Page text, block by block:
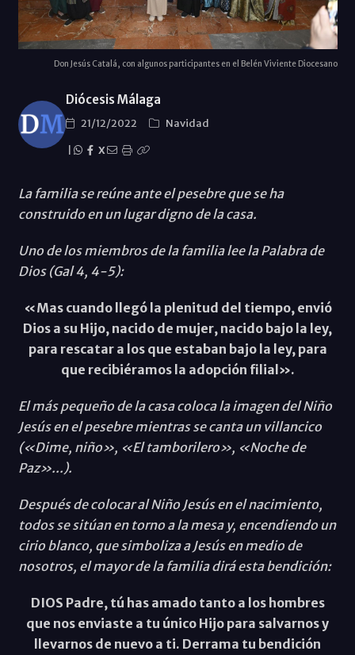
Don Jesús Catalá, con algunos participantes en el Belén Viviente Diocesano
Diócesis Málaga
21/12/2022
Navidad
X
La familia se reúne ante el pesebre que se ha
construido en un lugar digno de la casa.
Uno de los miembros de la familia lee la Palabra de
Dios (Gal 4, 4-5):
«Mas cuando llegó la plenitud del tiempo, envió
Dios a su Hijo, nacido de mujer, nacido bajo la ley,
para rescatar a los que estaban bajo la ley, para
que recibiéramos la adopción filial».
El más pequeño de la casa coloca la imagen del Niño
Jesús en el pesebre mientras se canta un villancico
(«Dime, niño», «El tamborilero», «Noche de
Paz»...).
Después de colocar al Niño Jesús en el nacimiento,
todos se sitúan en torno a la mesa y, encendiendo un
cirio blanco, que simboliza a Jesús en medio de
nosotros, el mayor de la familia dirá esta bendición:
DIOS Padre, tú has amado tanto a los hombres
que nos enviaste a tu único Hijo para salvarnos y
llevarnos de nuevo a ti. Derrama tu bendición